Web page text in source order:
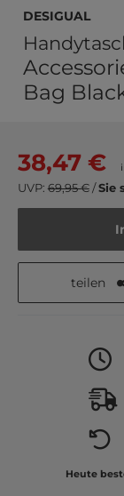
Desigual
Bag
38,47 €
UVP: 69,95 €/Sie
teilen
Heute